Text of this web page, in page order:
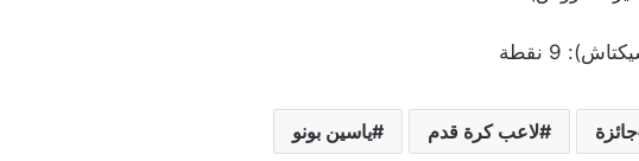
جائزة لاعب كرة قدم ياسين بونو